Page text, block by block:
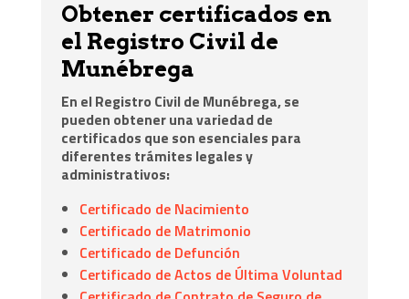
Obtener certificados en
el Registro Civil de
Munébrega
En el Registro Civil de Munébrega, se
pueden obtener una variedad de
certificados que son esenciales para
diferentes trámites legales y
administrativos:
Certificado de Nacimiento
Certificado de Matrimonio
Certificado de Defunción
Certificado de Actos de Última Voluntad